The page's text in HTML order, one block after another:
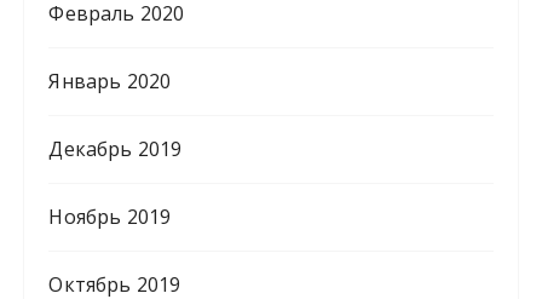
Февраль 2020
Январь 2020
Декабрь 2019
Ноябрь 2019
Октябрь 2019